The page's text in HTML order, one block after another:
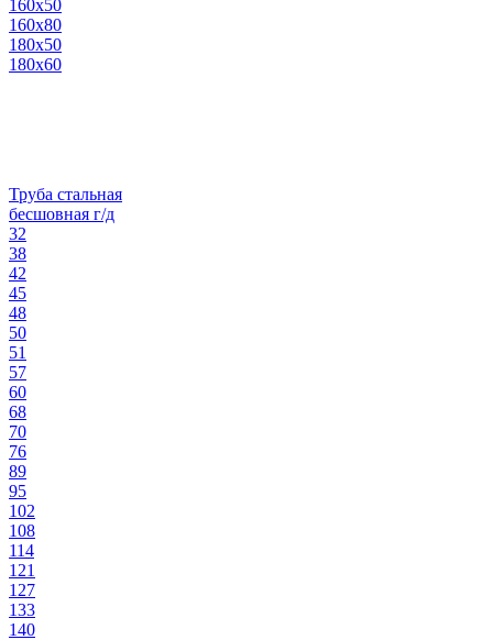
160х50
160х80
180х50
180х60
Труба стальная
бесшовная г/д
32
38
42
45
48
50
51
57
60
68
70
76
89
95
102
108
114
121
127
133
140